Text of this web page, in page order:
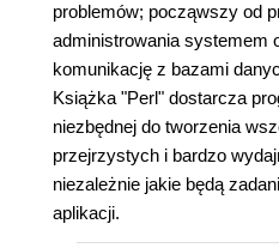
problemów; począwszy od
administrowania systemem
komunikację z bazami
Książka "Perl" dostarcza
niezbędnej do tworzenia
przejrzystych i bardzo
niezależnie jakie będą
aplikacji.